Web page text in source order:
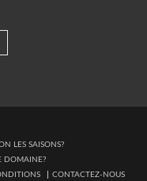
LES SAISONS?
DOMAINE?
CONTACTEZ-NOUS